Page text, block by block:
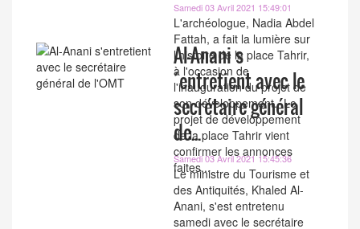
Samedi 03 Avril 2021 15:49:01
L'archéologue, Nadia Abdel
Fattah, a fait la lumière sur
l'histoire de la place Tahrir,
à l'occasion de
l'inauguration du projet de
son développement. Le
projet de développement
de la place Tahrir vient
confirmer les annonces
faites...
Al-Anani s
´entretient avec le
secrétaire général
de...
Samedi 03 Avril 2021 15:45:36
Le ministre du Tourisme et
des Antiquités, Khaled Al-
Anani, s'est entretenu
samedi avec le secrétaire